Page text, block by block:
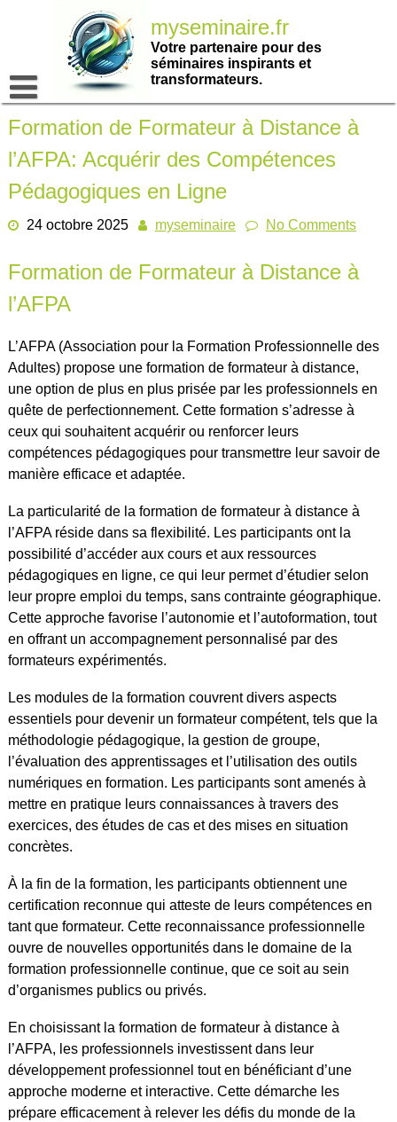
myseminaire.fr
Votre partenaire pour des
séminaires inspirants et
transformateurs.
Formation de Formateur à Distance à
l’AFPA: Acquérir des Compétences
Pédagogiques en Ligne
24 octobre 2025 myseminaire No Comments
Formation de Formateur à Distance à
l’AFPA
L’AFPA (Association pour la Formation Professionnelle des
Adultes) propose une formation de formateur à distance,
une option de plus en plus prisée par les professionnels en
quête de perfectionnement. Cette formation s’adresse à
ceux qui souhaitent acquérir ou renforcer leurs
compétences pédagogiques pour transmettre leur savoir de
manière efficace et adaptée.
La particularité de la formation de formateur à distance à
l’AFPA réside dans sa flexibilité. Les participants ont la
possibilité d’accéder aux cours et aux ressources
pédagogiques en ligne, ce qui leur permet d’étudier selon
leur propre emploi du temps, sans contrainte géographique.
Cette approche favorise l’autonomie et l’autoformation, tout
en offrant un accompagnement personnalisé par des
formateurs expérimentés.
Les modules de la formation couvrent divers aspects
essentiels pour devenir un formateur compétent, tels que la
méthodologie pédagogique, la gestion de groupe,
l’évaluation des apprentissages et l’utilisation des outils
numériques en formation. Les participants sont amenés à
mettre en pratique leurs connaissances à travers des
exercices, des études de cas et des mises en situation
concrètes.
À la fin de la formation, les participants obtiennent une
certification reconnue qui atteste de leurs compétences en
tant que formateur. Cette reconnaissance professionnelle
ouvre de nouvelles opportunités dans le domaine de la
formation professionnelle continue, que ce soit au sein
d’organismes publics ou privés.
En choisissant la formation de formateur à distance à
l’AFPA, les professionnels investissent dans leur
développement professionnel tout en bénéficiant d’une
approche moderne et interactive. Cette démarche les
prépare efficacement à relever les défis du monde de la